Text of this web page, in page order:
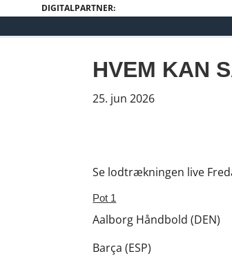
DIGITALPARTNER:
HVEM KAN
25. jun 2026
Se lodtrækningen live
Pot 1
Aalborg Håndbold (DEN)
Barça (ESP)